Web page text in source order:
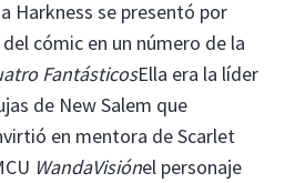
Harkness se presentó por
cómic en un número de la
FantásticosElla era la líder
de New Salem que
en mentora de Scarlet
WandaVisiónel personaje